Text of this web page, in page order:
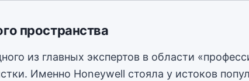
пространства
из главных экспертов в области
Именно Honeywell стояла у истоков